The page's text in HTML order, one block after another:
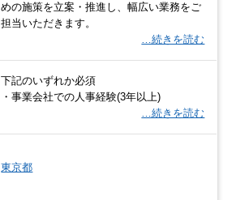
めの施策を立案・推進し、幅広い業務をご
担当いただきます。
…続きを読む
下記のいずれか必須
・事業会社での人事経験(3年以上)
…続きを読む
東京都